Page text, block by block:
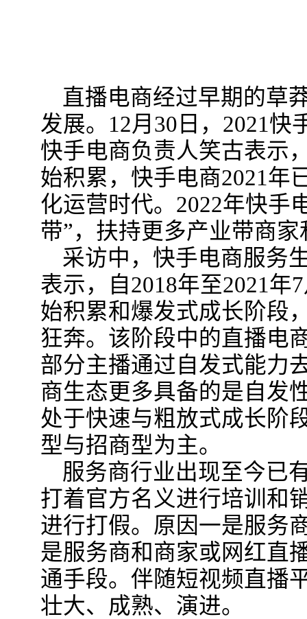
直播电商经过早期的草
发展。12月30日，2021快
快手电商负责人笑古表示
始积累，快手电商2021年
化运营时代。2022年快手
带”，扶持更多产业带商
采访中，快手电商服务
表示，自2018年至2021年
始积累和爆发式成长阶段
狂奔。该阶段中的直播电
部分主播通过自发式能力
商生态更多具备的是自发
处于快速与粗放式成长阶
型与招商型为主。
服务商行业出现至今已
打着官方名义进行培训和
进行打假。原因一是服务
是服务商和商家或网红直
通手段。伴随短视频直播
壮大、成熟、演进。